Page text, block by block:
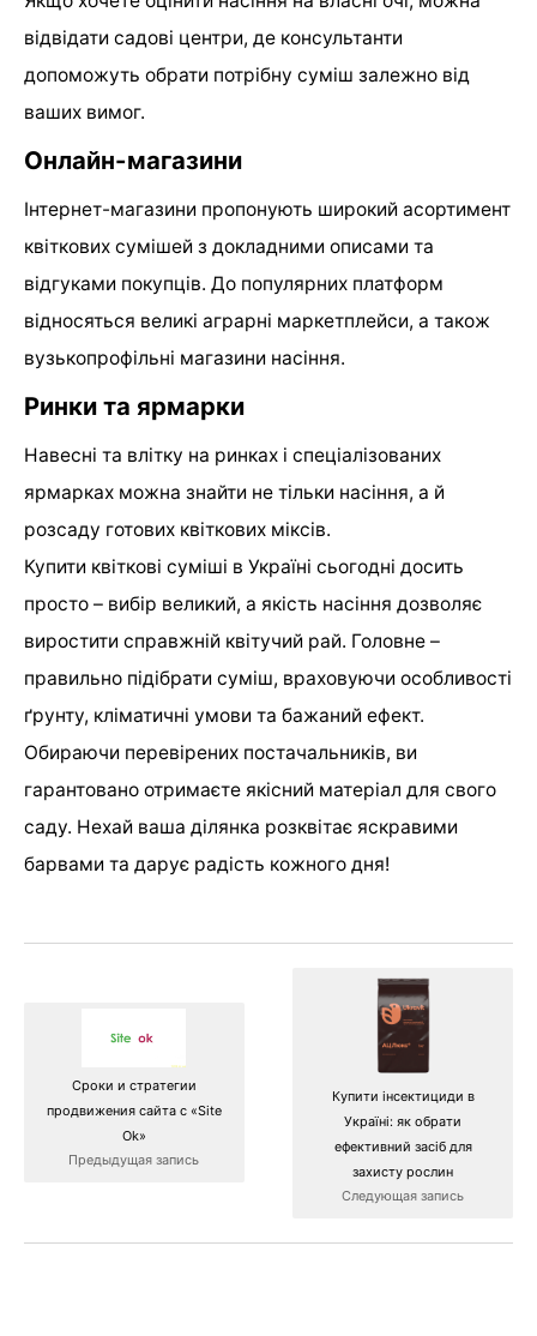
відвідати садові центри, де консультанти
допоможуть обрати потрібну суміш залежно від
ваших вимог.
Онлайн-магазини
Інтернет-магазини пропонують широкий асортимент
квіткових сумішей з докладними описами та
відгуками покупців. До популярних платформ
відносяться великі аграрні маркетплейси, а також
вузькопрофільні магазини насіння.
Ринки та ярмарки
Навесні та влітку на ринках і спеціалізованих
ярмарках можна знайти не тільки насіння, а й
розсаду готових квіткових міксів.
Купити квіткові суміші в Україні сьогодні досить
просто – вибір великий, а якість насіння дозволяє
виростити справжній квітучий рай. Головне –
правильно підібрати суміш, враховуючи особливості
ґрунту, кліматичні умови та бажаний ефект.
Обираючи перевірених постачальників, ви
гарантовано отримаєте якісний матеріал для свого
саду. Нехай ваша ділянка розквітає яскравими
барвами та дарує радість кожного дня!
Сроки и стратегии
продвижения сайта с «Site
Ok‎»
Предыдущая запись
Купити інсектициди в
Україні: як обрати
ефективний засіб для
захисту рослин
Следующая запись